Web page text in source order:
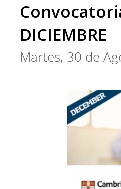
DICIEMBRE
Martes, 30 de